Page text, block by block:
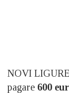
NOVI
pagare 600